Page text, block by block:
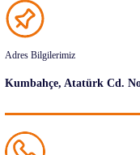
Adres Bilgilerimiz
Kumbahçe, Atatürk Cd.